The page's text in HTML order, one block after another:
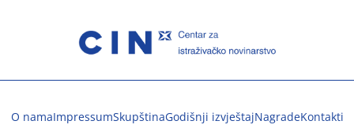
O namaImpressumSkupštinaGodišnji izvještajNagradeKontakti